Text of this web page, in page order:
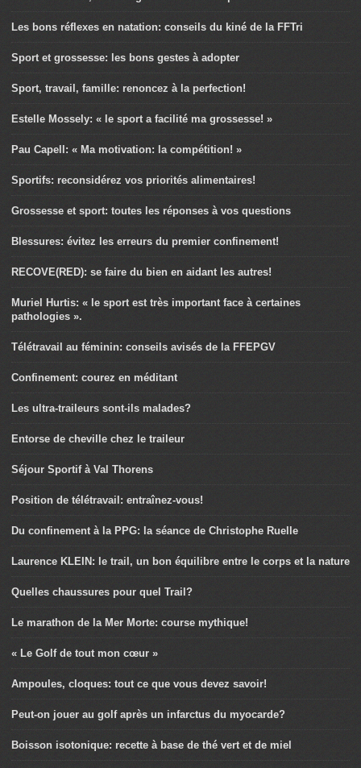
Les bons réflexes en natation: conseils du kiné de la FFTri
Sport et grossesse: les bons gestes à adopter
Sport, travail, famille: renoncez à la perfection!
Estelle Mossely: « le sport a facilité ma grossesse! »
Pau Capell: « Ma motivation: la compétition! »
Sportifs: reconsidérez vos priorités alimentaires!
Grossesse et sport: toutes les réponses à vos questions
Blessures: évitez les erreurs du premier confinement!
RECOVE(RED): se faire du bien en aidant les autres!
Muriel Hurtis: « le sport est très important face à certaines
pathologies ».
Télétravail au féminin: conseils avisés de la FFEPGV
Confinement: courez en méditant
Les ultra-traileurs sont-ils malades?
Entorse de cheville chez le traileur
Séjour Sportif à Val Thorens
Position de télétravail: entraînez-vous!
Du confinement à la PPG: la séance de Christophe Ruelle
Laurence KLEIN: le trail, un bon équilibre entre le corps et la nature
Quelles chaussures pour quel Trail?
Le marathon de la Mer Morte: course mythique!
« Le Golf de tout mon cœur »
Ampoules, cloques: tout ce que vous devez savoir!
Peut-on jouer au golf après un infarctus du myocarde?
Boisson isotonique: recette à base de thé vert et de miel